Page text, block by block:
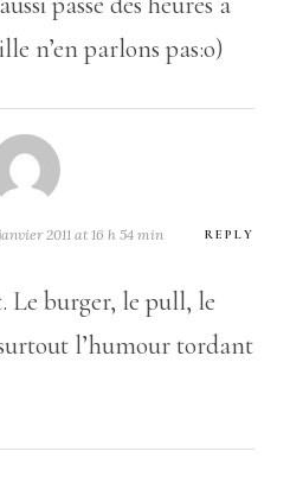
n’en parlons pas:o)
2011 at 16 h 54 min REPLY
Le burger, le pull, le
l’humour tordant